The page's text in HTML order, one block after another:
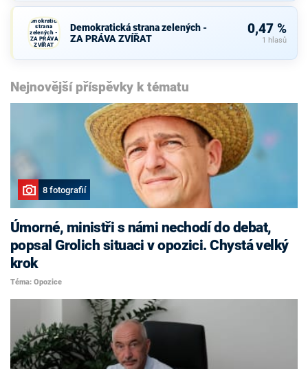
Demokratická
strana
zelených -
ZA PRÁVA
ZVÍŘAT
Demokratická strana zelených -
ZA PRÁVA ZVÍŘAT
0,47 %
1 hlasů
Nejnovější příspěvky k tématu
8 fotografií
Úmorné, ministři s námi nechodí do debat,
popsal Grolich situaci v opozici. Chystá velký
krok
Téma: Opozice